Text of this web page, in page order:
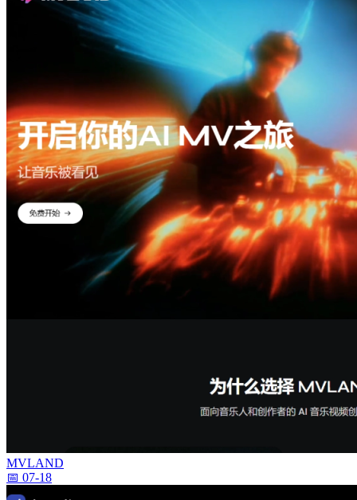
MVLAND
📅 07-18